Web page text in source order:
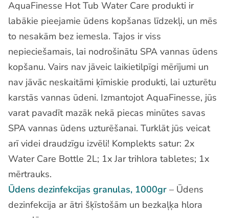
AquaFinesse Hot Tub Water Care produkti ir
labākie pieejamie ūdens kopšanas līdzekļi, un mēs
to nesakām bez iemesla. Tajos ir viss
nepieciešamais, lai nodrošinātu SPA vannas ūdens
kopšanu. Vairs nav jāveic laikietilpīgi mērījumi un
nav jāvāc neskaitāmi ķīmiskie produkti, lai uzturētu
karstās vannas ūdeni. Izmantojot AquaFinesse, jūs
varat pavadīt mazāk nekā piecas minūtes savas
SPA vannas ūdens uzturēšanai. Turklāt jūs veicat
arī videi draudzīgu izvēli! Komplekts satur: 2x
Water Care Bottle 2L; 1x Jar trihlora tabletes; 1x
mērtrauks.
Ūdens dezinfekcijas granulas, 1000gr – Ūdens
dezinfekcija ar ātri šķīstošām un bezkaļķa hlora